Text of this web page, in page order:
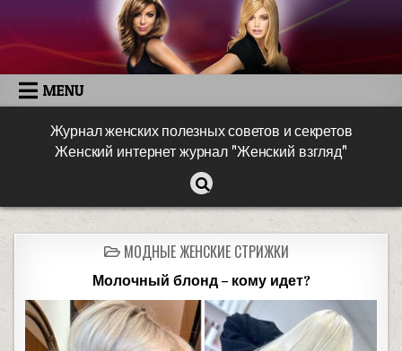
MENU
Журнал женских полезных советов и секретов
Женский интернет журнал "Женский взгляд"
МОДНЫЕ ЖЕНСКИЕ СТРИЖКИ
Молочный блонд – кому идет?